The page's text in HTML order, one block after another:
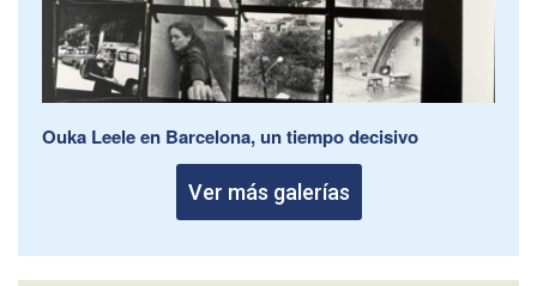
Ouka Leele en Barcelona, un tiempo decisivo
Ver más galerías